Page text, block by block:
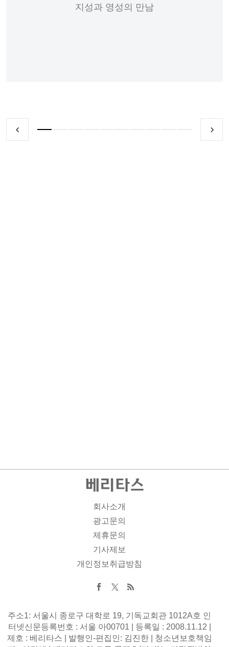
지성과 영성의 만남
회사소개
광고문의
제휴문의
기사제보
개인정보취급방침
주소1: 서울시 종로구 대학로 19, 기독교회관 1012A호 인
터넷신문등록번호 : 서울 아00701 | 등록일 : 2008.11.12 |
제호 : 베리타스 | 발행인-편집인: 김진한 | 청소년보호책임